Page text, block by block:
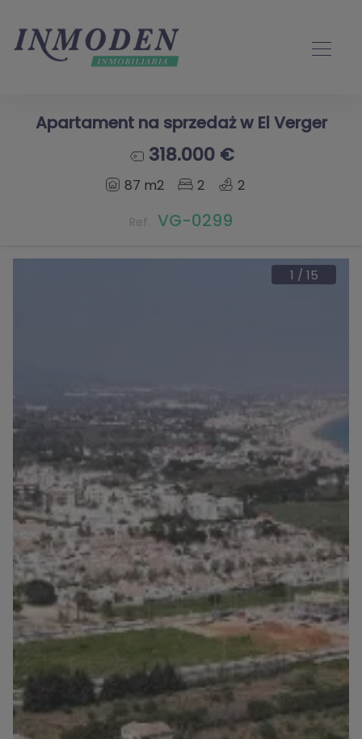
Apartament na sprzedaż w El Verger
318.000 €
87 m2 2 2
Ref. VG-0299
1 / 15